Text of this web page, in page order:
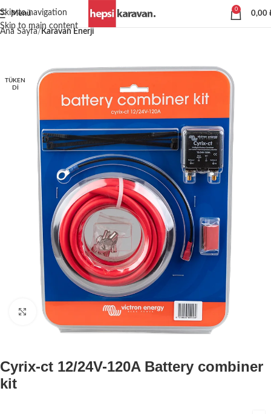
Skip to navigation
Skip to main content
Menü
0
0,00
Ana Sayfa Karavan Enerji
TÜKEN
DI
Büyütmek için tıklayın
Cyrix-ct 12/24V-120A Battery combiner
kit